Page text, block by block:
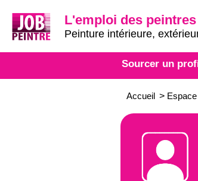
L'emploi des
Peinture intérieure,
Sourcer un
Accueil >